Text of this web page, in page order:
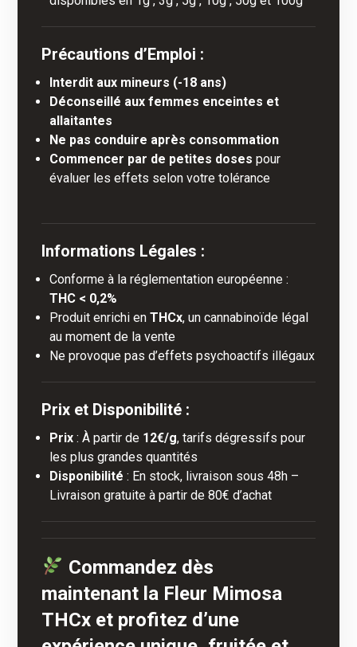
Précautions d’Emploi :
Interdit aux mineurs (-18 ans)
Déconseillé aux femmes enceintes et
allaitantes
Ne pas conduire après consommation
Commencer par de petites doses pour
évaluer les effets selon votre tolérance
Informations Légales :
Conforme à la réglementation européenne :
THC < 0,2%
Produit enrichi enTHCx, un cannabinoïde légal
au moment de la vente
Ne provoque pas d’effets psychoactifs illégaux
Prix et Disponibilité :
Prix : À partir de 12€/g, tarifs dégressifs pour
les plus grandes quantités
Disponibilité : En stock, livraison sous 48h –
Livraison gratuite à partir de 80€ d’achat
Commandez dès
maintenant la Fleur Mimosa
THCx et profitez d’une